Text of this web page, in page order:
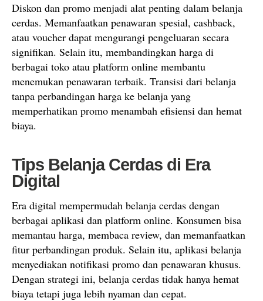
Diskon dan promo menjadi alat penting dalam belanja
cerdas. Memanfaatkan penawaran spesial, cashback,
atau voucher dapat mengurangi pengeluaran secara
signifikan. Selain itu, membandingkan harga di
berbagai toko atau platform online membantu
menemukan penawaran terbaik. Transisi dari belanja
tanpa perbandingan harga ke belanja yang
memperhatikan promo menambah efisiensi dan hemat
biaya.
Tips Belanja Cerdas di Era
Digital
Era digital mempermudah belanja cerdas dengan
berbagai aplikasi dan platform online. Konsumen bisa
memantau harga, membaca review, dan memanfaatkan
fitur perbandingan produk. Selain itu, aplikasi belanja
menyediakan notifikasi promo dan penawaran khusus.
Dengan strategi ini, belanja cerdas tidak hanya hemat
biaya tetapi juga lebih nyaman dan cepat.